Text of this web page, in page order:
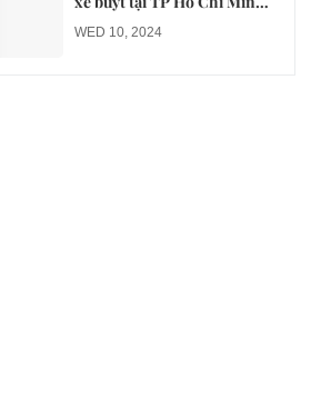
sang xe điện từ năm 2026
WED 10, 2024